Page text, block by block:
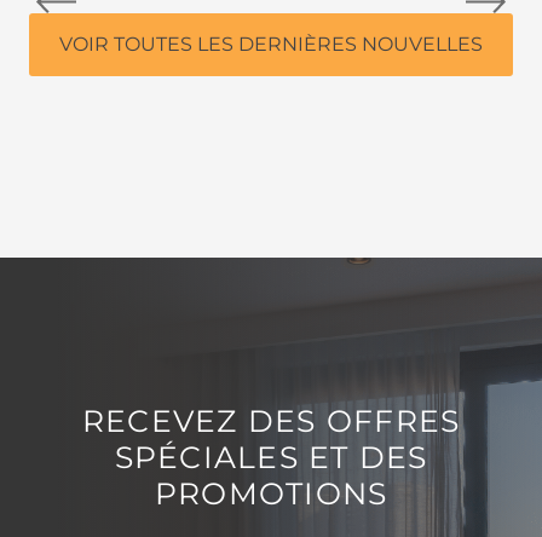
VOIR TOUTES LES DERNIÈRES NOUVELLES
RECEVEZ DES OFFRES
SPÉCIALES ET DES
PROMOTIONS